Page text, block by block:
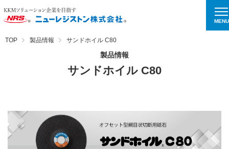
MENU
TOP 製品情報 サンドホイル C80
製品情報
サンドホイル C80